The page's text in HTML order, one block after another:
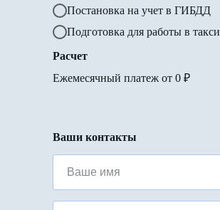
Постановка на учет в ГИБДД
Подготовка для работы в такси
Расчет
Ежемесячный платеж от 0 ₽
Ваши контакты
Ваше имя